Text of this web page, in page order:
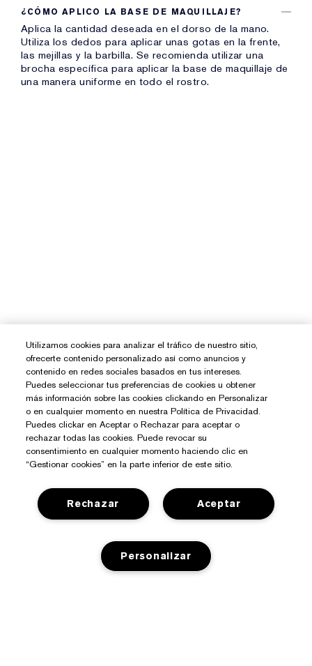
¿CÓMO APLICO LA BASE DE MAQUILLAJE?
Aplica la cantidad deseada en el dorso de la mano.
Utiliza los dedos para aplicar unas gotas en la frente,
las mejillas y la barbilla. Se recomienda utilizar una
brocha específica para aplicar la base de maquillaje de
una manera uniforme en todo el rostro.
¿Necesitas Ayuda?
Contacto
Contactar Fabricante
Devoluciones y Cambios
Sobre Estée Lauder
Utilizamos cookies para analizar el tráfico de nuestro sitio,
ofrecerte contenido personalizado así como anuncios y
contenido en redes sociales basados en tus intereses.
Puedes seleccionar tus preferencias de cookies u obtener
más información sobre las cookies clickando en Personalizar
o en cualquier momento en nuestra Política de Privacidad.
Puedes clickar en Aceptar o Rechazar para aceptar o
rechazar todas las cookies. Puede revocar su
consentimiento en cualquier momento haciendo clic en
“Gestionar cookies” en la parte inferior de este sitio.
Aceptar
Rechazar
Personalizar